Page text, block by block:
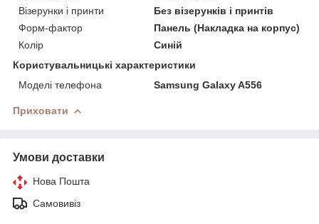
Візерунки і принти
Без візерунків і принтів
Форм-фактор
Панель (Накладка на корпус)
Колір
Синій
Користувальницькі характеристики
Моделі телефона
Samsung Galaxy A556
Приховати
Умови доставки
Нова Пошта
Самовивіз